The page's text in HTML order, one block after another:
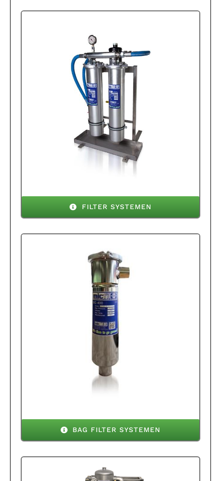
FILTER SYSTEMEN
BAG FILTER SYSTEMEN